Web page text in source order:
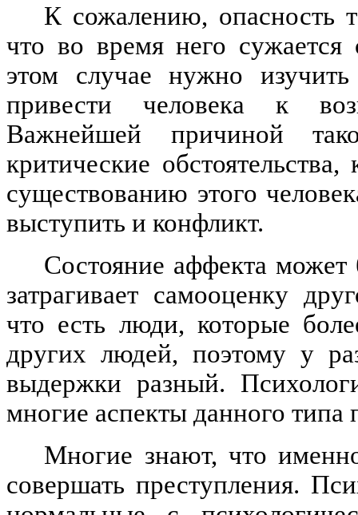
К сожалению, опасность
что во время него сужается
этом случае нужно
привести человека к
Важнейшей причиной
критические
существованию этого
выступить и конфликт.
Состояние аффекта может
затрагивает самооценку
что есть люди, которые
других людей, поэтому у
выдержки разный.
многие аспекты данного
Многие знают, что
совершать преступления.